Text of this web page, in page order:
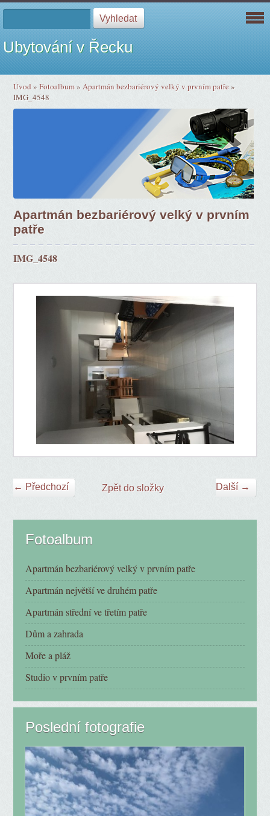
Ubytování v Řecku
Úvod »Fotoalbum»Apartmán bezbariérový velký v prvním patře »
IMG_4548
Apartmán bezbariérový velký v prvním
patře
IMG_4548
← Předchozí Další →
Zpět do složky
Fotoalbum
Apartmán bezbariérový velký v prvním patře
Apartmán největší ve druhém patře
Apartmán střední ve třetím patře
Dům a zahrada
Moře a pláž
Studio v prvním patře
Poslední fotografie